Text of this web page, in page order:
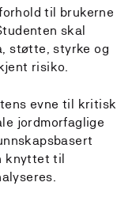
til brukerne
skal
støtte, styrke og
risiko.
evne til kritisk
jordmorfaglige
knyttet til